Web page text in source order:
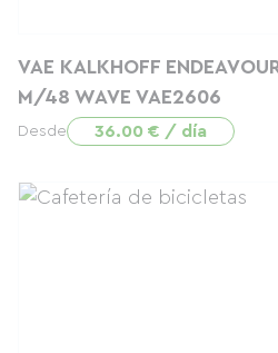
VAE KALKHOFF
M/48 WAVE VAE2606
Desde 36.00 € / día